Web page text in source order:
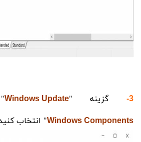
3- گزینه "Windows Update
Windows Components" انتخاب